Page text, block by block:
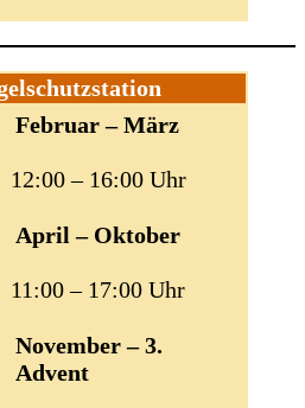
Februar – März
12:00 – 16:00 Uhr
April – Oktober
11:00 – 17:00 Uhr
November – 3.
Advent